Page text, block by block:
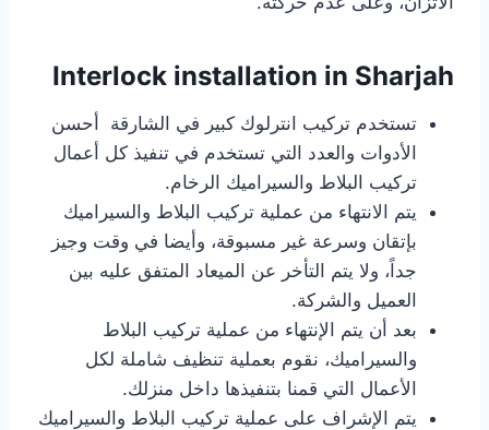
Interlock installation in Sharjah
تستخدم تركيب انترلوك كبير في الشارقة أحسن
الأدوات والعدد التي تستخدم في تنفيذ كل أعمال
تركيب البلاط والسيراميك الرخام.
يتم الانتهاء من عملية تركيب البلاط والسيراميك
بإتقان وسرعة غير مسبوقة، وأيضا في وقت وجيز
جداً، ولا يتم التأخر عن الميعاد المتفق عليه بين
العميل والشركة.
بعد أن يتم الإنتهاء من عملية تركيب البلاط
والسيراميك، نقوم بعملية تنظيف شاملة لكل
الأعمال التي قمنا بتنفيذها داخل منزلك.
يتم الإشراف على عملية تركيب البلاط والسيراميك